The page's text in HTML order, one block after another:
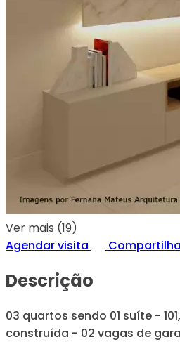
Ver mais (19)
Agendar visita
Descrição
03 quartos sendo 01 suíte -
construída - 02 vagas de